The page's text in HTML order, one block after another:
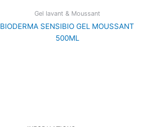
Gel lavant & Moussant
BIODERMA SENSIBIO GEL MOUSSANT
500ML